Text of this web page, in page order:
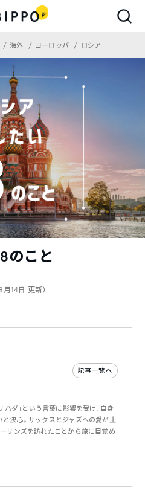
海外 ヨーロッパ ロシア
のこと
14日 更新）
記事一覧へ
ハダ」という言葉に影響を受け、自身
決心。サックスとジャズへの愛が止
リンズを訪れたことから旅に目覚め